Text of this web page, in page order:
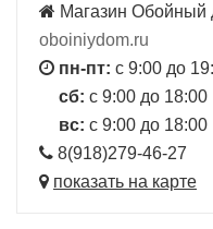
Магазин Обойный
oboiniydom.ru
пн-пт: с 9:00 до
сб: с 9:00 до 18:00
вс: с 9:00 до 18:00
8(918)279-46-27
показать на карте